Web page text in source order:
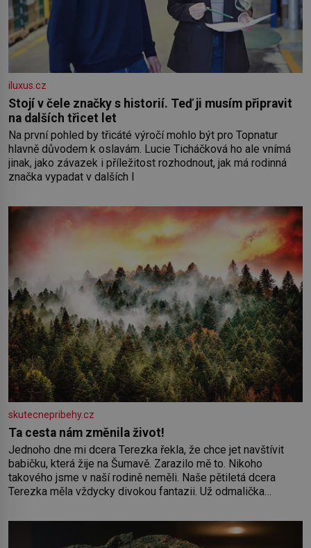
iluxus.cz
Stojí v čele značky s historií. Teď ji musím připravit
na dalších třicet let
Na první pohled by třicáté výročí mohlo být pro Topnatur
hlavně důvodem k oslavám. Lucie Ticháčková ho ale vnímá
jinak, jako závazek i příležitost rozhodnout, jak má rodinná
značka vypadat v dalších l
skutecnepribehy.cz
Ta cesta nám změnila život!
Jednoho dne mi dcera Terezka řekla, že chce jet navštívit
babičku, která žije na Šumavě. Zarazilo mě to. Nikoho
takového jsme v naší rodině neměli. Naše pětiletá dcera
Terezka měla vždycky divokou fantazii. Už odmalička
zdálo o jednorožcích, krásných princeznách, statečných
rytířích a létajících dracích.